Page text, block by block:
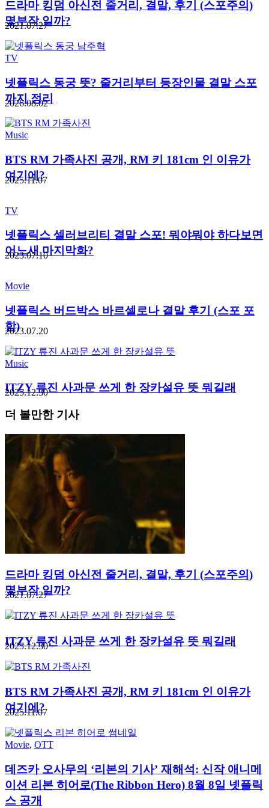
드라마 킹덤 아신전 줄거리, 결말, 후기 (스포주의)
몇부작 일까?
2021.07.27
TV
넷플릭스 동궁 뜻? 줄거리부터 등장인물 결말 스포
까지 정리
2026.08.02
Music
BTS RM 가족사진 공개, RM 키 181cm 인 이유가
여기에?
2025.11.07
TV
넷플릭스 셀러브리티 결말 스포! 뭐야뭐야 하다보면
어느새 마지막화?
2023.07.10
Movie
넷플릭스 버드박스 바르셀로나 결말 후기 (스포 포
함)
2023.07.20
Music
ITZY 류진 사과문 쓰게 한 장카설유 뜻 뭐길래
2025.12.30
더 볼만한 기사
드라마 킹덤 아신전 줄거리, 결말, 후기 (스포주의)
몇부작 일까?
2021.07.27
ITZY 류진 사과문 쓰게 한 장카설유 뜻 뭐길래
2025.12.30
BTS RM 가족사진 공개, RM 키 181cm 인 이유가
여기에?
2025.11.07
Movie, OTT
데즈카 오사무의 ‘리본의 기사’ 재해석: 신작 애니메
이션 리본 히어로(The Ribbon Hero) 8월 8일 넷플릭
스 공개